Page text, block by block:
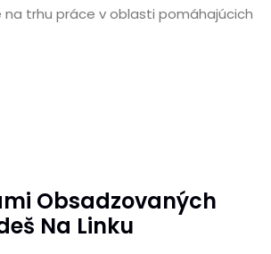
na trhu práce v oblasti pomáhajúcich
Obsadzovaných
Na Linku